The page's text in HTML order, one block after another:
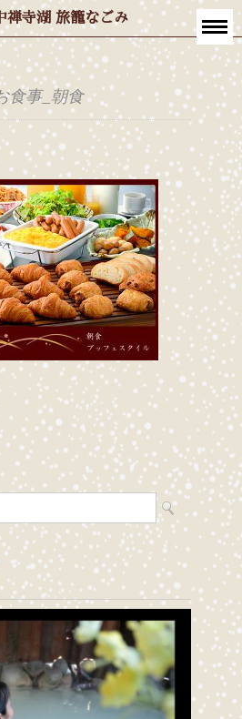
禅寺湖 旅籠なごみ
食事_朝食